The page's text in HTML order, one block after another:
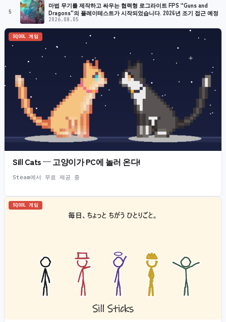
5
마법 무기를 제작하고 싸우는 협력형 로그라이트 FPS “Guns and
Dragons”의 플레이테스트가 시작되었습니다. 2026년 조기 접근 예정
2026.08.05
SQOOL 게임
Sill Cats — 고양이가 PC에 놀러 온다!
Steam에서 무료 제공 중
SQOOL 게임